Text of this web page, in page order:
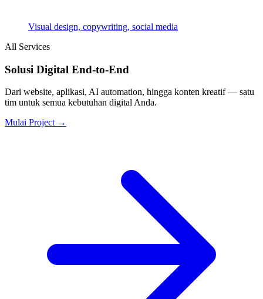
Visual design, copywriting, social media
All Services
Solusi Digital End-to-End
Dari website, aplikasi, AI automation, hingga konten kreatif — satu
tim untuk semua kebutuhan digital Anda.
Mulai Project →